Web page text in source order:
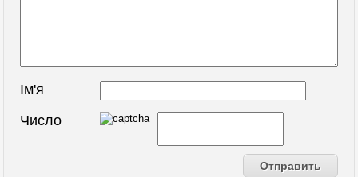
Ім'я
Число